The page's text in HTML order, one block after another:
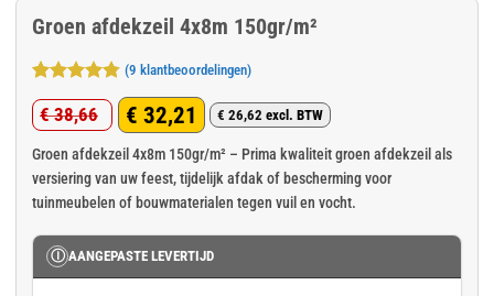
Groen afdekzeil 4x8m 150gr/m²
Gewaardeerd
4.78op 5
gebaseerd
op
9
klant
(9 klantbeoordelingen)
€38,66
Oorspronkelijke
prijs
was:
€ 32,21
Huidige
prijs
is:
€ 26,62 excl. BTW
Groen afdekzeil 4x8m 150gr/m² – Prima kwaliteit groen afdekzeil als
versiering van uw feest, tijdelijk afdak of bescherming voor
tuinmeubelen of bouwmaterialen tegen vuil en vocht.
Ⓘ AANGEPASTE LEVERTIJD